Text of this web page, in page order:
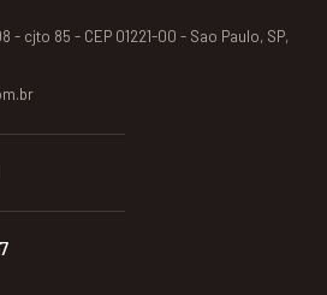
- cjto 85 - CEP 01221-00 - Sao Paulo, SP,